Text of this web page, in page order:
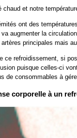
chaud et notre
ont des
augmenter la
principales mais
ce refroidissement, si
puisque celles-ci
de consommables à
corporelle à un